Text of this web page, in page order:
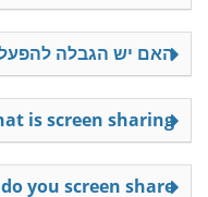
האם יש הגבלה
is screen sharing?
you screen share?